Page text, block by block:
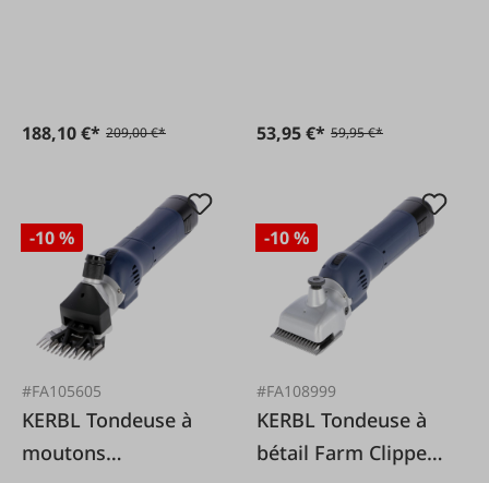
188,10 €* 209,00 €* 53,95 €* 59,95 €*
-10 %
#FA105605
KERBL Tondeuse à
moutons
-10 %
#FA108999
KERBL Tondeuse à
bétail Farm Clipper